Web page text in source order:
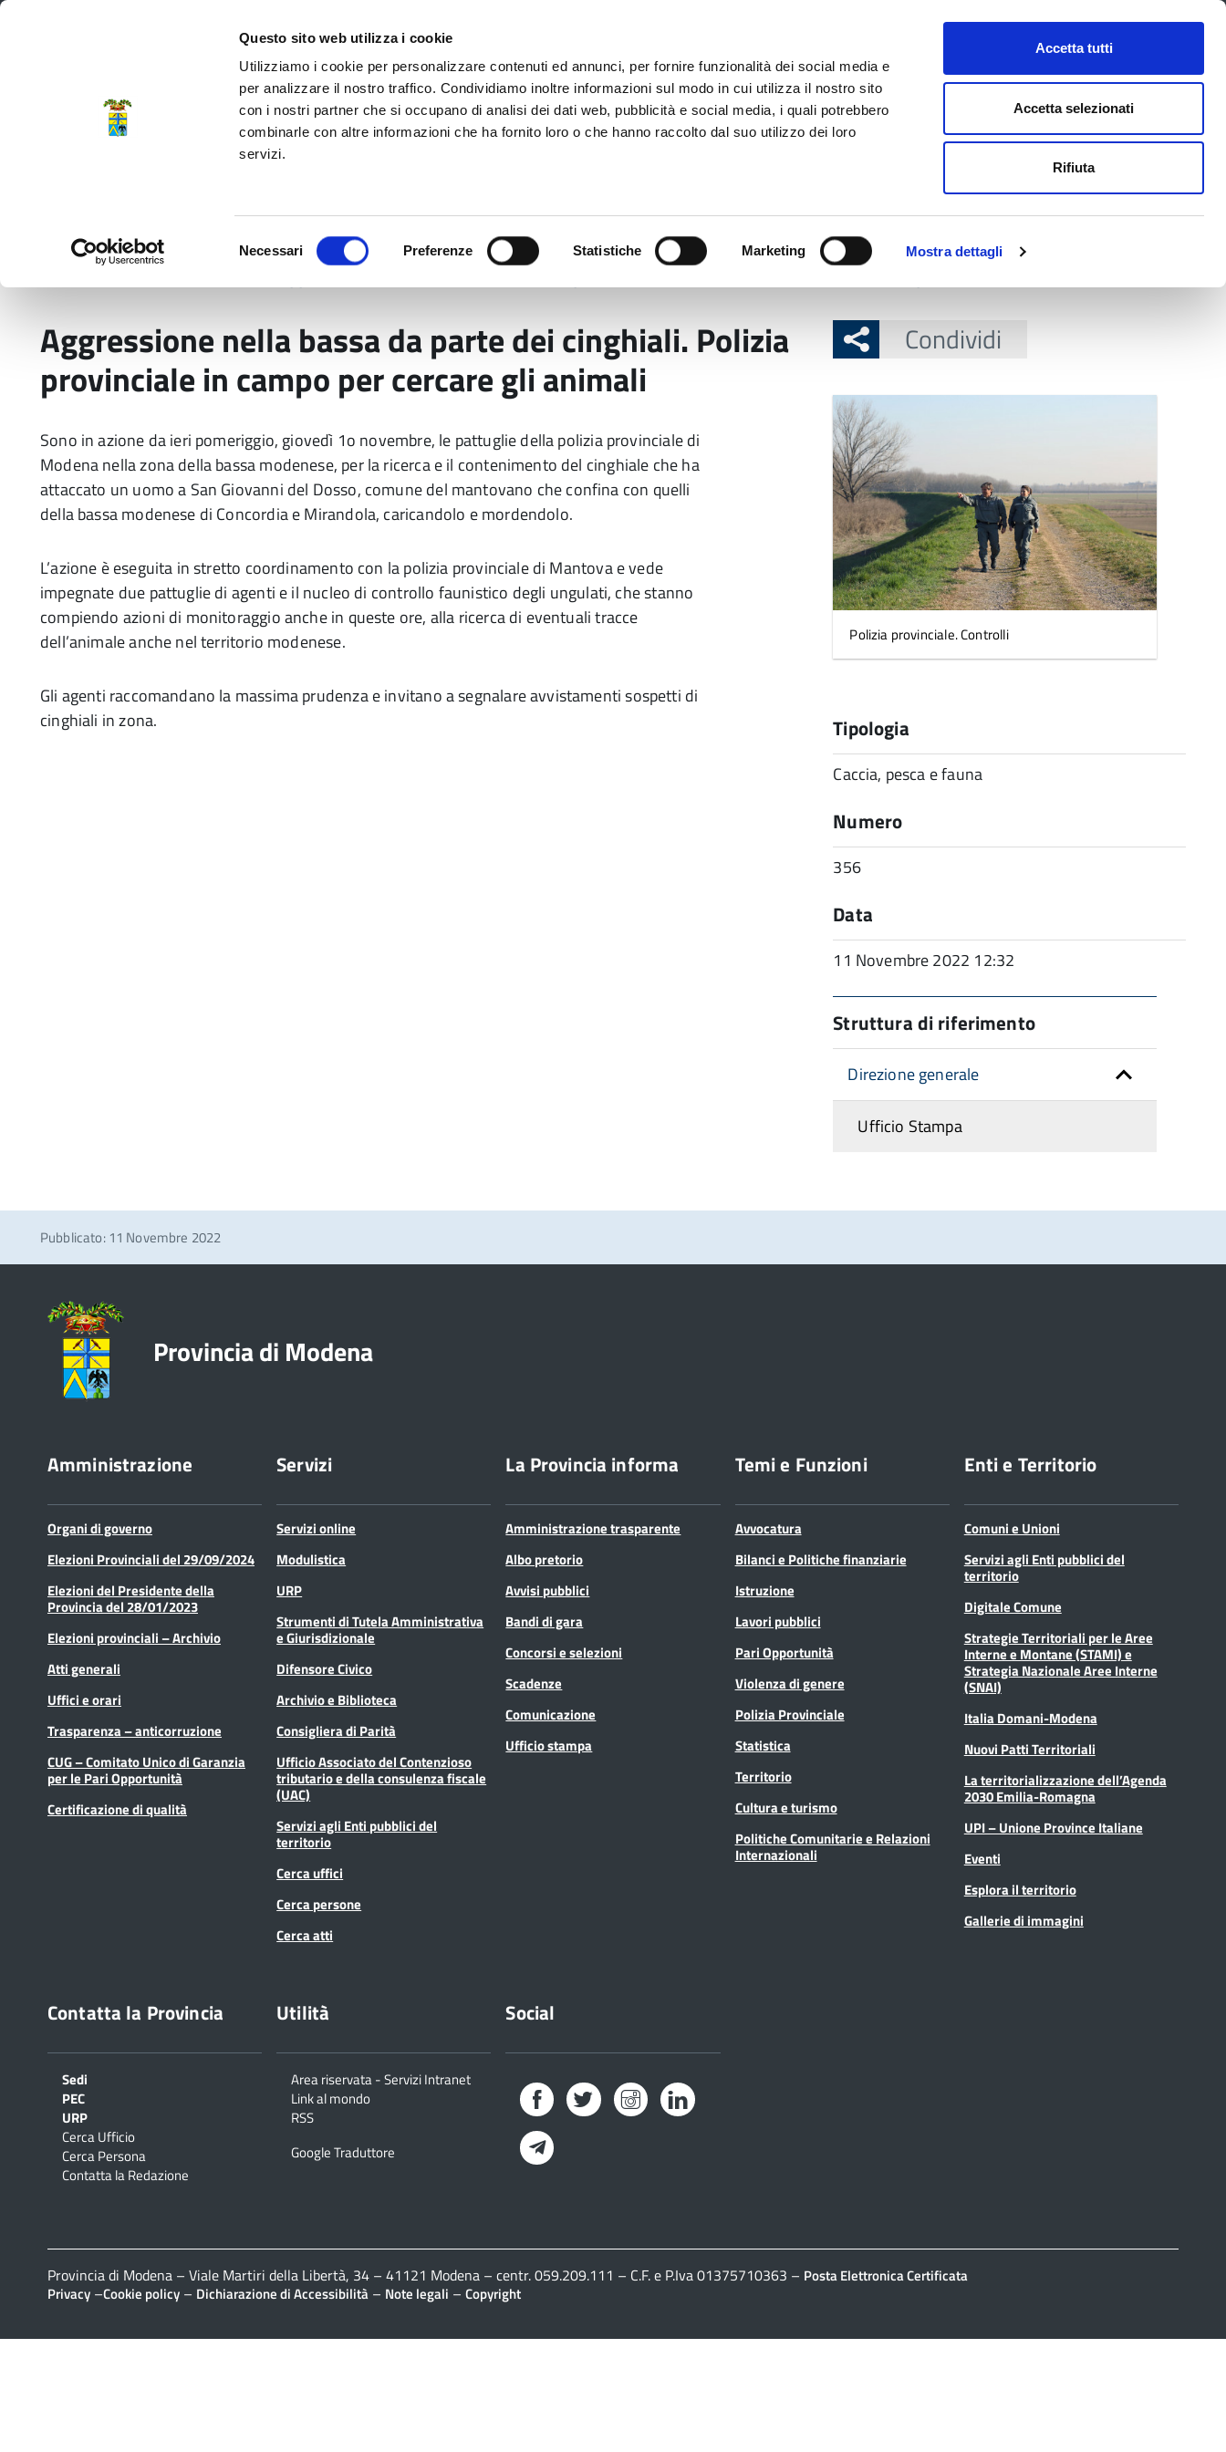
Questo sito web utilizza i cookie
Utilizziamo i cookie per personalizzare contenuti ed annunci, per fornire funzionalità dei social media e
per analizzare il nostro traffico. Condividiamo inoltre informazioni sul modo in cui utilizza il nostro sito
con i nostri partner che si occupano di analisi dei dati web, pubblicità e social media, i quali potrebbero
combinarle con altre informazioni che ha fornito loro o che hanno raccolto dal suo utilizzo dei loro
servizi.
Necessari Preferenze Statistiche Marketing Mostra dettagli
Accetta tutti
Accetta selezionati
Rifiuta
CONTATTI URP SERVIZI ONLINE
Provincia di Modena
Seguici su FacebookTwitterInstagram
LinkedIn
cerca nel sito
Aggressione nella bassa da parte dei cinghiali. Polizia
provinciale in campo per cercare gli animali
Sono in azione da ieri pomeriggio, giovedì 1o novembre, le pattuglie della polizia provinciale di
Modena nella zona della bassa modenese, per la ricerca e il contenimento del cinghiale che ha
attaccato un uomo a San Giovanni del Dosso, comune del mantovano che confina con quelli
della bassa modenese di Concordia e Mirandola, caricandolo e mordendolo.
L’azione è eseguita in stretto coordinamento con la polizia provinciale di Mantova e vede
impegnate due pattuglie di agenti e il nucleo di controllo faunistico degli ungulati, che stanno
compiendo azioni di monitoraggio anche in queste ore, alla ricerca di eventuali tracce
dell’animale anche nel territorio modenese.
Gli agenti raccomandano la massima prudenza e invitano a segnalare avvistamenti sospetti di
cinghiali in zona.
Condividi
Polizia provinciale. Controlli
Tipologia
Caccia, pesca e fauna
Numero
356
Data
11 Novembre 2022 12:32
Struttura di riferimento
Direzione generale
Ufficio Stampa
Pubblicato: 11 Novembre 2022
Provincia di Modena
Amministrazione
Organi di governo
Elezioni Provinciali del 29/09/2024
Elezioni del Presidente della
Provincia del 28/01/2023
Elezioni provinciali – Archivio
Atti generali
Uffici e orari
Trasparenza – anticorruzione
CUG – Comitato Unico di Garanzia
per le Pari Opportunità
Certificazione di qualità
Servizi
Servizi online
Modulistica
URP
Strumenti di Tutela Amministrativa
e Giurisdizionale
Difensore Civico
Archivio e Biblioteca
Consigliera di Parità
Ufficio Associato del Contenzioso
tributario e della consulenza fiscale
(UAC)
Servizi agli Enti pubblici del
territorio
Cerca uffici
Cerca persone
Cerca atti
La Provincia informa
Amministrazione trasparente
Albo pretorio
Avvisi pubblici
Bandi di gara
Concorsi e selezioni
Scadenze
Comunicazione
Ufficio stampa
Temi e Funzioni
Avvocatura
Bilanci e Politiche finanziarie
Istruzione
Lavori pubblici
Pari Opportunità
Violenza di genere
Polizia Provinciale
Statistica
Territorio
Cultura e turismo
Politiche Comunitarie e Relazioni
Internazionali
Enti e Territorio
Comuni e Unioni
Servizi agli Enti pubblici del
territorio
Digitale Comune
Strategie Territoriali per le Aree
Interne e Montane (STAMI) e
Strategia Nazionale Aree Interne
(SNAI)
Italia Domani-Modena
Nuovi Patti Territoriali
La territorializzazione dell’Agenda
2030 Emilia-Romagna
UPI – Unione Province Italiane
Eventi
Esplora il territorio
Gallerie di immagini
Contatta la Provincia
Sedi
PEC
URP
Cerca Ufficio
Cerca Persona
Contatta la Redazione
Utilità
Area riservata - Servizi Intranet
Link al mondo
RSS
Google Traduttore
Social
FacebookTwitterInstagramLinkedIn
Provincia di Modena – Viale Martiri della Libertà, 34 – 41121 Modena – centr. 059.209.111 – C.F. e P.Iva 01375710363 – Posta Elettronica Certificata
Privacy –Cookie policy – Dichiarazione di Accessibilità – Note legali – Copyright